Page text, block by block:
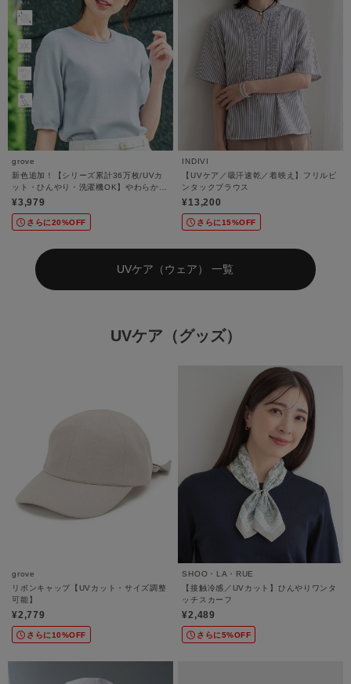
grove
新色追加！【シリーズ累計36万枚/UVカ
ット・ひんやり・洗濯機OK】やわらかド
ライタッチ 五分袖ニット
¥3,979
さらに20%OFF
INDIVI
【UVケア／吸汗速乾／着映え】フリルピ
ンタックブラウス
¥13,200
さらに15%OFF
UVケア（ウェア） 一覧
UVケア（グッズ）
grove
リボンキャップ【UVカット・サイズ調整
可能】
¥2,779
さらに10%OFF
SHOO・LA・RUE
【接触冷感／UVカット】ひんやりワンタ
ッチスカーフ
¥2,489
さらに5%OFF